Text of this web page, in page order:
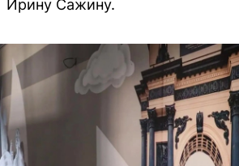
Ирину Сажину.